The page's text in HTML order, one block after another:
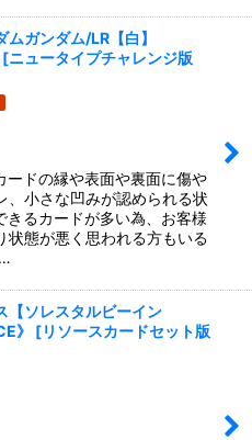
ムガンダム/LR【白】
[ニュータイプチャレンジ版
ドの縁や表面や裏面に傷や
、小さな凹みが認められる状
きるカードが多い為、お客様
状態が悪く思われる方もいる
【ソレスタルビーイン
》
[リソースカードセット版